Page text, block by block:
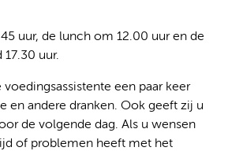
uur, de lunch om 12.00 uur en de
uur.
voedingsassistente een paar keer
en andere dranken. Ook geeft zij u
de volgende dag. Als u wensen
of problemen heeft met het